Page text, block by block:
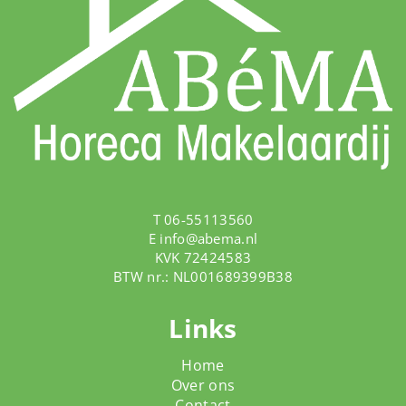
T 06-55113560
E info@abema.nl
KVK 72424583
BTW nr.: NL001689399B38
Links
Home
Over ons